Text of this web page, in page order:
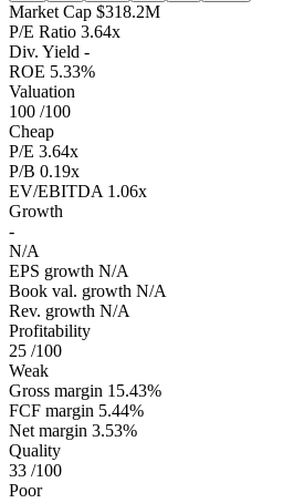
Market Cap $318.2M
P/E Ratio 3.64x
Div. Yield -
ROE 5.33%
Valuation
100 /100
Cheap
P/E 3.64x
P/B 0.19x
EV/EBITDA 1.06x
Growth
-
N/A
EPS growth N/A
Book val. growth N/A
Rev. growth N/A
Profitability
25 /100
Weak
Gross margin 15.43%
FCF margin 5.44%
Net margin 3.53%
Quality
33 /100
Poor